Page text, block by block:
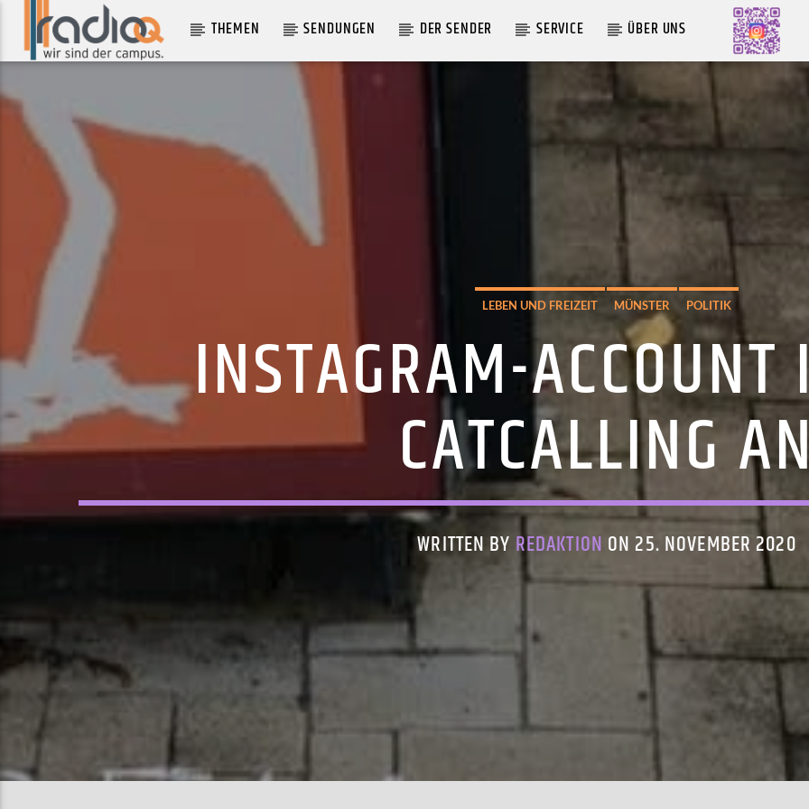
THEMEN SENDUNGEN DER SENDER SERVICE ÜBER UNS
LOGIC
MOEBIUS
19:00 24:00
LEBEN UND FREIZEIT MÜNSTER POLITIK
INSTAGRAM-ACCOUNT
CATCALLING
WRITTEN BY REDAKTION ON 25. NOVEMBER 2020